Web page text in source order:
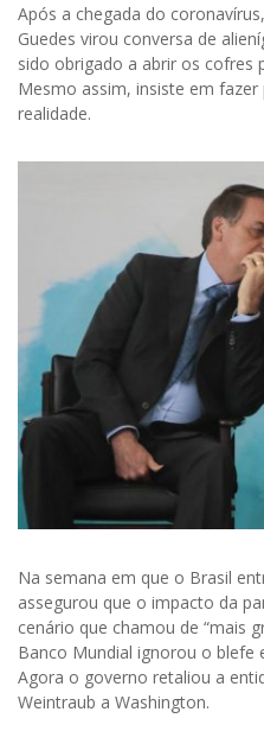
Após a chegada do
Guedes virou conversa de
sido obrigado a abrir os cofres
Mesmo assim, insiste em
realidade.
Na semana em que o Brasil
assegurou que o impacto da
cenário que chamou de “mais
Banco Mundial ignorou o
Agora o governo retaliou a
Weintraub a Washington.